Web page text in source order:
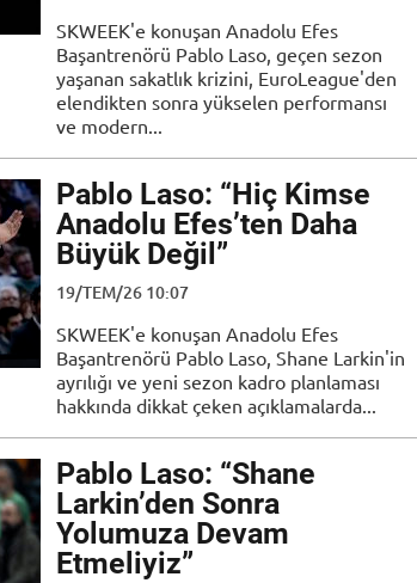
SKWEEK'e konuşan Anadolu Efes
Başantrenörü Pablo Laso, geçen sezon
yaşanan sakatlık krizini, EuroLeague'den
elendikten sonra yükselen performansı
ve modern...
Pablo Laso: “Hiç Kimse
Anadolu Efes’ten Daha
Büyük Değil”
19/TEM/26 10:07
SKWEEK'e konuşan Anadolu Efes
Başantrenörü Pablo Laso, Shane Larkin'in
ayrılığı ve yeni sezon kadro planlaması
hakkında dikkat çeken açıklamalarda...
Pablo Laso: “Shane
Larkin’den Sonra
Yolumuza Devam
Etmeliyiz”